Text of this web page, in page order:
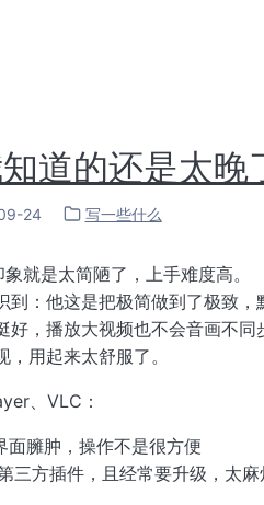
道的还是太晚
24 写一些什么
就是太简陋了，上手难度高。
：他这是把极简做到了极致，
，播放大视频也不会音画不同
用起来太舒服了。
、VLC：
面臃肿，操作不是很方便
三方插件，且经常要升级，太麻